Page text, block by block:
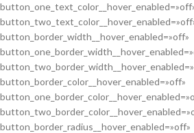
button_border_width__hover_enabled=»off»
button_border_color__hover_enabled=»off»
button_border_radius__hover_enabled=»off»